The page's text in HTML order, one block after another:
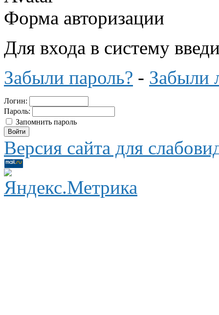
Форма авторизации
Для входа в систему
Забыли пароль? - Забыли
Логин:
Пароль:
Запомнить пароль
Версия сайта для